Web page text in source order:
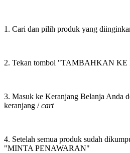
1. Cari dan pilih produk yang
2. Tekan tombol "TAMBAHKAN
3. Masuk ke Keranjang Belanja Anda
keranjang /cart
4. Setelah semua produk sudah
"MINTA PENAWARAN"